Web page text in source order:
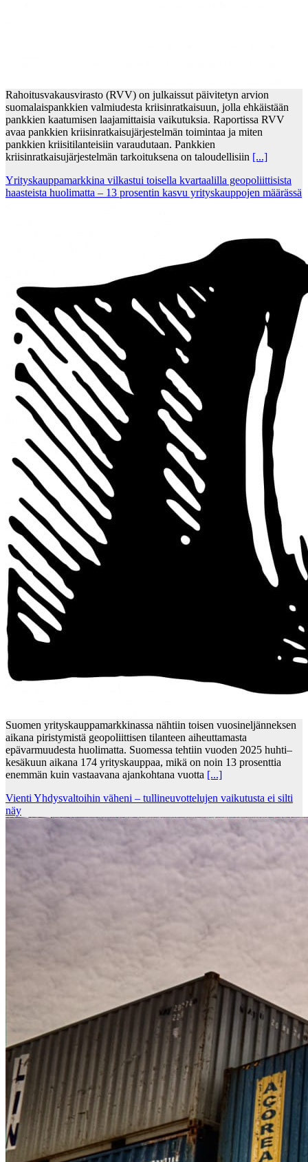
Rahoitusvakausvirasto (RVV) on julkaissut päivitetyn arvion
suomalaispankkien valmiudesta kriisinratkaisuun, jolla ehkäistään
pankkien kaatumisen laajamittaisia vaikutuksia. Raportissa RVV
avaa pankkien kriisinratkaisujärjestelmän toimintaa ja miten
pankkien kriisitilanteisiin varaudutaan. Pankkien
kriisinratkaisujärjestelmän tarkoituksena on taloudellisiin [...]
Yrityskauppamarkkina vilkastui toisella kvartaalilla geopoliittisista
haasteista huolimatta – 13 prosentin kasvu yrityskauppojen määrässä
Suomen yrityskauppamarkkinassa nähtiin toisen vuosineljänneksen
aikana piristymistä geopoliittisen tilanteen aiheuttamasta
epävarmuudesta huolimatta. Suomessa tehtiin vuoden 2025 huhti–
kesäkuun aikana 174 yrityskauppaa, mikä on noin 13 prosenttia
enemmän kuin vastaavana ajankohtana vuotta [...]
Vienti Yhdysvaltoihin väheni – tullineuvottelujen vaikutusta ei silti
näy